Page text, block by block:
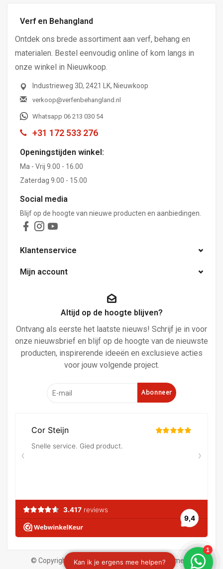
Verf en Behangland
Ontdek ons brede assortiment aan verf, behang en
materialen. Bestel eenvoudig online of kom langs in
onze winkel in Nieuwkoop.
Industrieweg 3D, 2421 LK, Nieuwkoop
verkoop@verfenbehangland.nl
Whatsapp 06 213 030 54
+31 172 533 276
Openingstijden winkel:
Ma - Vrij 9.00 - 16.00
Zaterdag 9.00 - 15.00
Social media
Blijf op de hoogte van nieuwe producten en aanbiedingen.
Klantenservice
Mijn account
Altijd op de hoogte blijven?
Ontvang als eerste het laatste nieuws! Schrijf je in voor
onze nieuwsbrief en blijf op de hoogte van de nieuwste
producten, inspirerende ideeën en exclusieve acties
voor jouw volgende project.
Abonneer
© Copyright 2026 Verf en behangland | Algemene